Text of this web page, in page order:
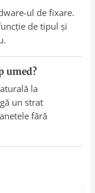
ul de fixare.
de tipul și
umed?
la
un strat
fără